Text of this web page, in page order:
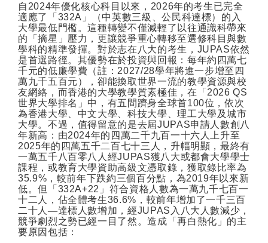
自 2024年優化核心科目以來， 2026年的考生已完全
適應了「 332A 」（中英數三級、公民科達標）的入
大學最低門檻。這種轉變不僅減輕了以往通識科帶來
的「摘星」壓力，更讓競爭重心轉移至選修科目與數
學科的精準發揮。對於志在八大的考生， JUPAS依然
是首選路徑。其優勢在於投資與回報：每年約四萬七
千元的低廉學費（註： 2027/28學年將進一步增至四
萬九千五百元），卻能換取世界一流的教學資源與校
友網絡，而香港的大學教學質素極佳，在「 2026 QS
世界大學排名」中，有五間躋身全球首100位，依次
為香港大學、中文大學、科技大學、理工大學及城市
大學。不過，值得留意的是去屆JUPAS申請人數創八
年新高：由2024年的四萬二千九百一十六人上升至
2025年的四萬五千二百七十三人，升幅明顯，最終有
一萬五千八百零八人經JUPAS獲八大或都會大學學士
課程，或教育大學資助高級文憑取錄，獲取錄比率為
35.9% ，較前年下跌約三個百分點，為2019年以來新
低。但「 332A+22 」符合資格人數為一萬九千七百一
十二人，佔全體考生36.6% ，較前年增加了一千三百
二十人—達標人數增加，經JUPAS 入八大人數減少，
競爭劇烈之勢已經一目了然。造成「再白熱化」的主
要原因包括：